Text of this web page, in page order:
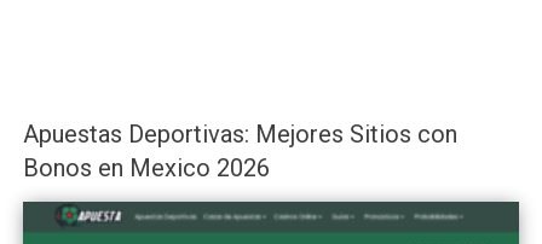
Apuestas Deportivas: Mejores Sitios con
Bonos en Mexico 2026